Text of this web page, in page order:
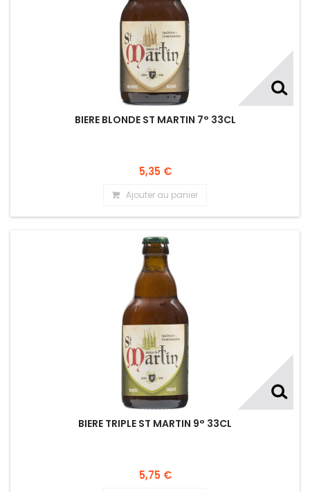
BIERE BLONDE ST MARTIN 7° 33CL
5,35 €
Ajouter au panier
BIERE TRIPLE ST MARTIN 9° 33CL
5,75 €